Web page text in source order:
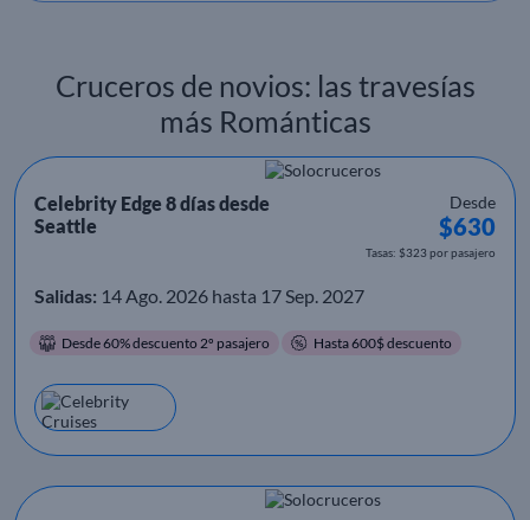
Cruceros de novios: las travesías
más Románticas
Celebrity Edge 8 días desde
Seattle
Desde
$630
Tasas: $323 por pasajero
Salidas: 14 Ago. 2026 hasta 17 Sep. 2027
Desde 60% descuento 2º pasajero Hasta 600$ descuento